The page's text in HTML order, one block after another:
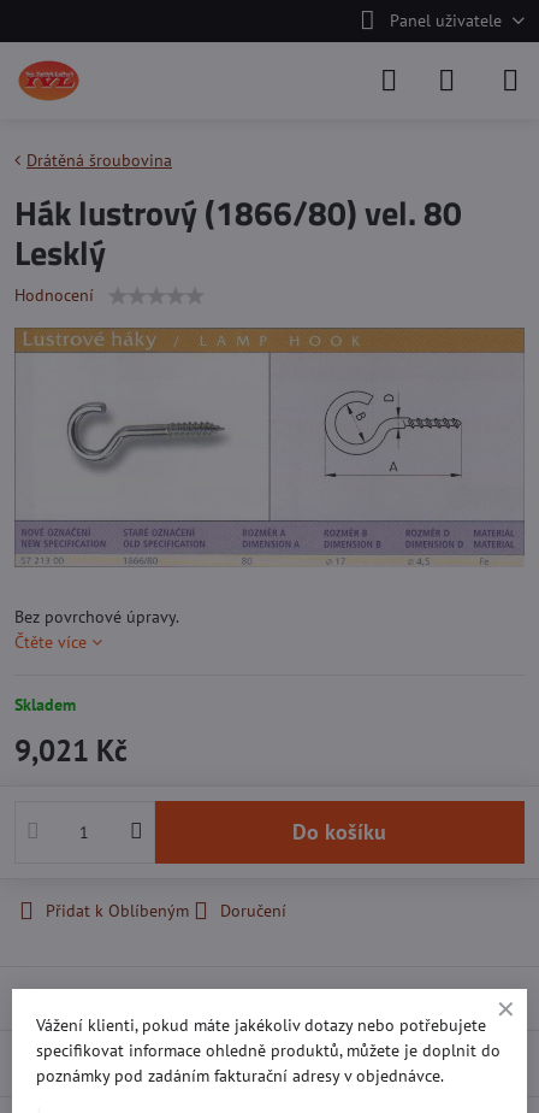
Panel uživatele
Drátěná šroubovina
Hák lustrový (1866/80) vel. 80
Lesklý
Hodnocení
Bez povrchové úpravy.
Čtěte více
Skladem
9,021 Kč
Do košíku
Přidat k Oblíbeným Doručení
Recenze 0
Vážení klienti, pokud máte jakékoliv dotazy nebo potřebujete
specifikovat informace ohledně produktů, můžete je doplnit do
poznámky pod zadáním fakturační adresy v objednávce.